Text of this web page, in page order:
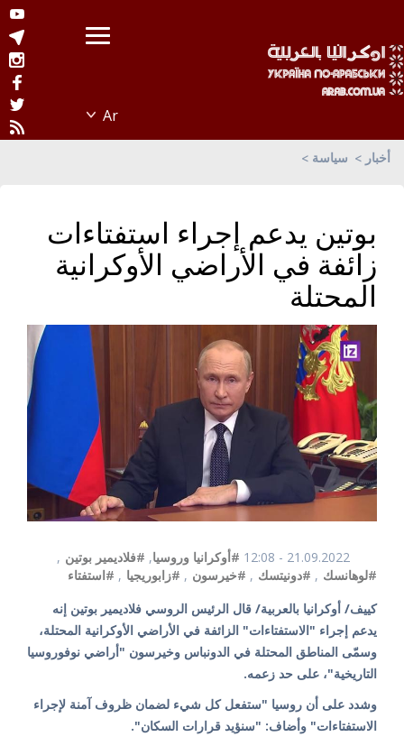
أخبار سياسة
بوتين يدعم إجراء استفتاءات
زائفة في الأراضي الأوكرانية
المحتلة
21.09.2022 - 12:08 #أوكرانيا وروسيا, #فلاديمير بوتين ,
#لوهانسك , #دونيتسك , #خيرسون , #زابوريجيا , #استفتاء
كييف/ أوكرانيا بالعربية/ قال الرئيس الروسي فلاديمير بوتين إنه
يدعم إجراء "الاستفتاءات" الزائفة في الأراضي الأوكرانية المحتلة،
وسمّى المناطق المحتلة في الدونباس وخيرسون "أراضي نوفوروسيا
التاريخية"، على حد زعمه.
وشدد على أن روسيا "ستفعل كل شيء لضمان ظروف آمنة لإجراء
الاستفتاءات" وأضاف: "سنؤيد قرارات السكان".